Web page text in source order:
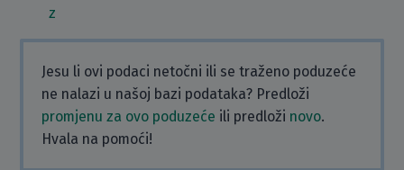
z
Jesu li ovi podaci netočni ili se traženo poduzeće
ne nalazi u našoj bazi podataka? Predloži
promjenu za ovo poduzeće ili predloži novo.
Hvala na pomoći!